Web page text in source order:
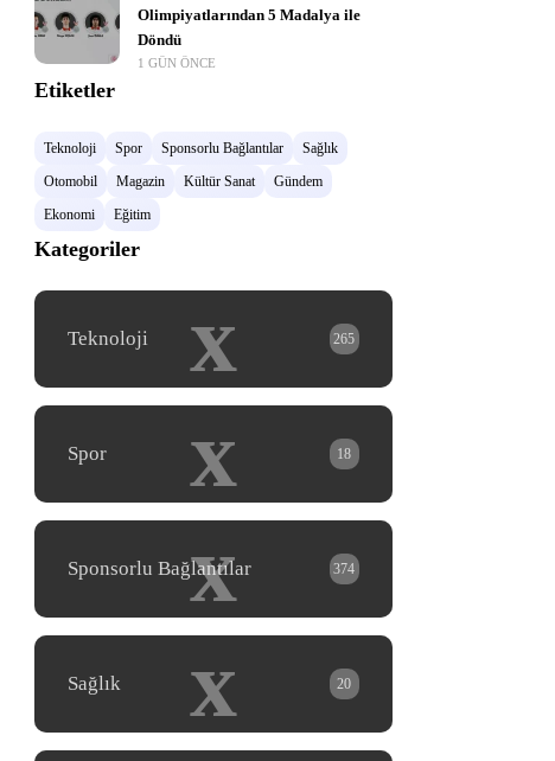
Olimpiyatlarından 5 Madalya ile
Döndü
1 GÜN ÖNCE
Etiketler
Teknoloji Spor Sponsorlu Bağlantılar
Sağlık
Otomobil
Magazin Kültür Sanat
Gündem
Ekonomi
Eğitim
Kategoriler
x
Teknoloji 265
x
Spor 18
x
Sponsorlu Bağlantılar 374
x
Sağlık 20